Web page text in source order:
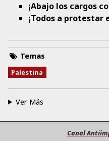
¡Abajo los cargos
¡Todos a protestar
Temas
Palestina
Ver Más
Canal